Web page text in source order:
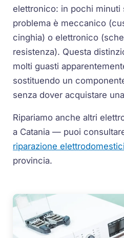
elettronico: in pochi minuti
problema è meccanico
cinghia) o elettronico
resistenza). Questa
molti guasti
sostituendo un
senza dover acquistare
Ripariamo anche altri
a Catania — puoi
riparazione elettrodomestici
provincia.